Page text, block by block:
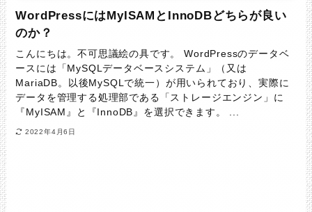
WordPressにはMyISAMとInnoDBどちらが良い
のか？
こんにちは。不可思議絵の具です。 WordPressのデータベ
ースには「MySQLデータベースシステム」（又は
MariaDB。以後MySQLで統一）が用いられており、実際に
データを管理する処理部である「ストレージエンジン」に
『MyISAM』と『InnoDB』を選択できます。 ...
2022年4月6日